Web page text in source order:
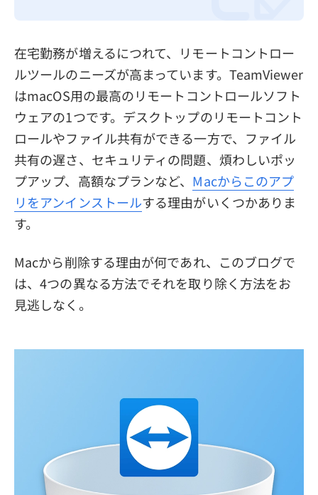
在宅勤務が増えるにつれて、リモートコントロー
ルツールのニーズが高まっています。TeamViewer
はmacOS用の最高のリモートコントロールソフト
ウェアの1つです。デスクトップのリモートコント
ロールやファイル共有ができる一方で、ファイル
共有の遅さ、セキュリティの問題、煩わしいポッ
プアップ、高額なプランなど、 Macからこのアプ
リをアンインストールする理由がいくつかありま
す。
Macから削除する理由が何であれ、このブログで
は、4つの異なる方法でそれを取り除く方法をお
見逃しなく。